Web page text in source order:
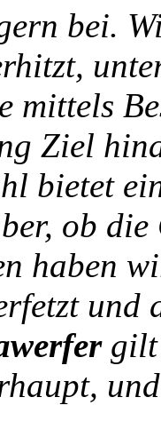
bei.
mittels
Ziel
bietet
ob die
haben
und
gilt